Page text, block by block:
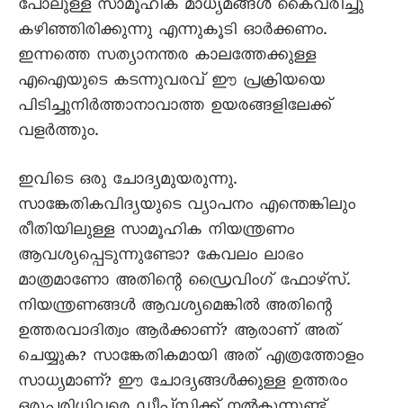
പോലുള്ള സാമൂഹിക മാധ്യമങ്ങൾ കൈവരിച്ചു
കഴിഞ്ഞിരിക്കുന്നു എന്നുകൂടി ഓർക്കണം.
ഇന്നത്തെ സത്യാനന്തര കാലത്തേക്കുള്ള
എഐയുടെ കടന്നുവരവ് ഈ പ്രക്രിയയെ
പിടിച്ചുനിർത്താനാവാത്ത ഉയരങ്ങളിലേക്ക്
വളർത്തും.
ഇവിടെ ഒരു ചോദ്യമുയരുന്നു.
സാങ്കേതികവിദ്യയുടെ വ്യാപനം എന്തെങ്കിലും
രീതിയിലുള്ള സാമൂഹിക നിയന്ത്രണം
ആവശ്യപ്പെടുന്നുണ്ടോ? കേവലം ലാഭം
മാത്രമാണോ അതിന്റെ ഡ്രൈവിംഗ് ഫോഴ്‌സ്.
നിയന്ത്രണങ്ങൾ ആവശ്യമെങ്കിൽ അതിന്റെ
ഉത്തരവാദിത്വം ആർക്കാണ്? ആരാണ് അത്
ചെയ്യുക? സാങ്കേതികമായി അത് എത്രത്തോളം
സാധ്യമാണ്? ഈ ചോദ്യങ്ങൾക്കുള്ള ഉത്തരം